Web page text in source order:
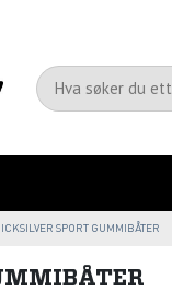
SPORT GUMMIBÅTER